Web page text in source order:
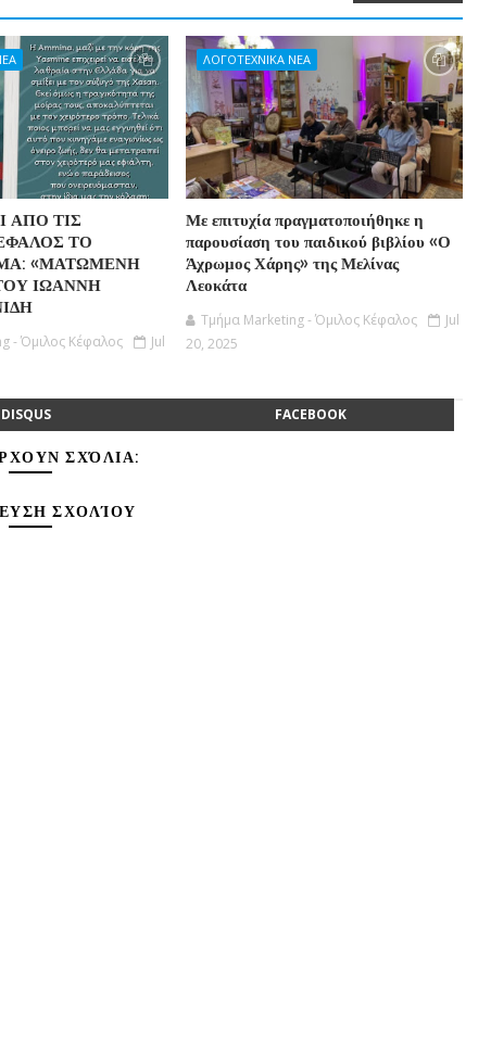
ΑΠΟ ΤΙΣ
ΤΟ
«ΜΑΤΩΜΕΝΗ
ΙΩΑΝΝΗ
- Όμιλος Κέφαλος
Jul
ΛΟΓΟΤΕΧΝΙΚΑ ΝΕΑ
Με επιτυχία πραγματοποιήθηκε η
παρουσίαση του παιδικού βιβλίου «Ο
Άχρωμος Χάρης» της Μελίνας
Λεοκάτα
Τμήμα Marketing - Όμιλος Κέφαλος
Jul
20, 2025
DISQUS FACEBOOK
ΣΧΌΛΙΑ:
ΣΧΟΛΊΟΥ